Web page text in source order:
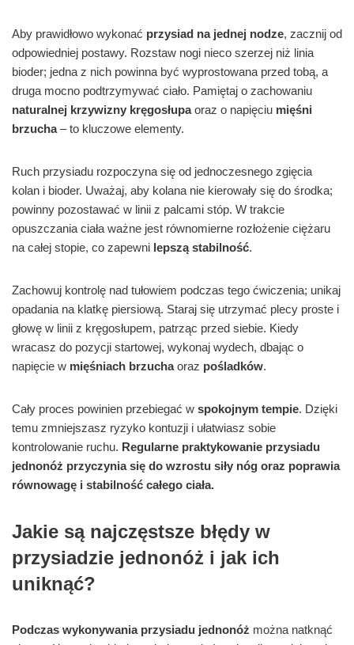
Aby prawidłowo wykonać przysiad na jednej nodze, zacznij od
odpowiedniej postawy. Rozstaw nogi nieco szerzej niż linia
bioder; jedna z nich powinna być wyprostowana przed tobą, a
druga mocno podtrzymywać ciało. Pamiętaj o zachowaniu
naturalnej krzywizny kręgosłupaoraz o napięciu mięśni
brzucha– to kluczowe elementy.
Ruch przysiadu rozpoczyna się od jednoczesnego zgięcia
kolan i bioder. Uważaj, aby kolana nie kierowały się do środka;
powinny pozostawać w linii z palcami stóp. W trakcie
opuszczania ciała ważne jest równomierne rozłożenie ciężaru
na całej stopie, co zapewni lepszą stabilność.
Zachowuj kontrolę nad tułowiem podczas tego ćwiczenia; unikaj
opadania na klatkę piersiową. Staraj się utrzymać plecy proste i
głowę w linii z kręgosłupem, patrząc przed siebie. Kiedy
wracasz do pozycji startowej, wykonaj wydech, dbając o
napięcie w mięśniach brzuchaoraz pośladków.
Cały proces powinien przebiegać w spokojnym tempie. Dzięki
temu zmniejszasz ryzyko kontuzji i ułatwiasz sobie
kontrolowanie ruchu. Regularne praktykowanie przysiadu
jednonóż przyczynia się do wzrostu siły nóg oraz poprawia
równowagę i stabilność całego ciała.
Jakie są najczęstsze błędy w
przysiadzie jednonóż i jak ich
uniknąć?
Podczas wykonywania przysiadu jednonóż można natknąć